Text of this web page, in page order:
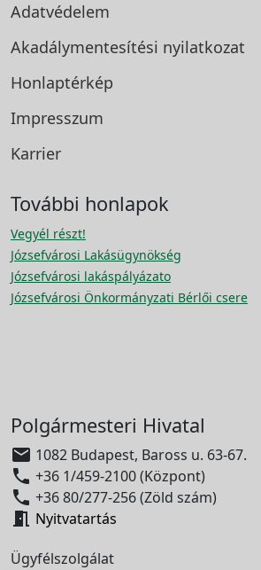
Adatvédelem
Akadálymentesítési nyilatkozat
Honlaptérkép
Impresszum
Karrier
További honlapok
Vegyél részt!
Józsefvárosi Lakásügynökség
Józsefvárosi lakáspályázato
Józsefvárosi Önkormányzati Bérlői csere
Polgármesteri Hivatal
 1082 Budapest, Baross u. 63-67.
 +36 1/459-2100 (Központ)
 +36 80/277-256 (Zöld szám)
 Nyitvatartás
Ügyfélszolgálat